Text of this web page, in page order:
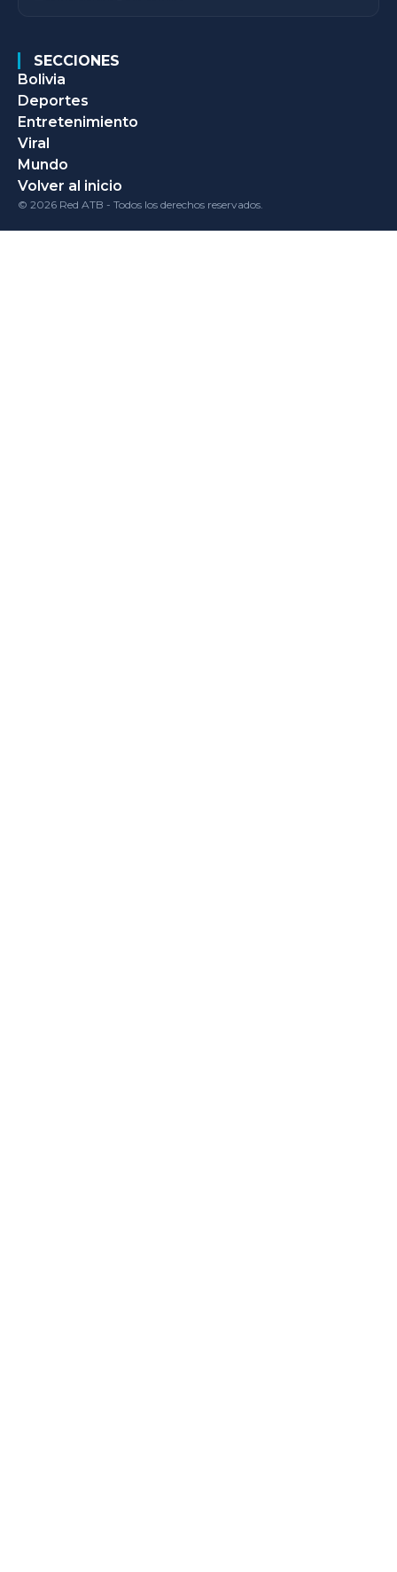
SECCIONES
Bolivia
Deportes
Entretenimiento
Viral
Mundo
Volver al inicio
© 2026 Red ATB - Todos los derechos reservados.